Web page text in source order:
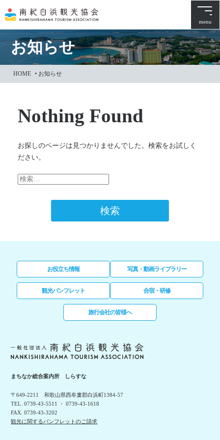
文
に
ス
ッ
menu
お知らせ
HOME • お知らせ
Nothing Found
お探しのページは見つかりませんでした。検索をお試しく
ださい。
検
お役立ち情報 写真・動画ライブラリー
観光パンフレット 合宿・研修
旅行会社の皆様へ
まちなか総合案内所 しらすな
〒649-2211 和歌山県西牟婁郡白浜町1384-57
TEL. 0739-43-5511 ・ 0739-43-1618
FAX. 0739-43-3202
観光に関するパンフレットのご請求